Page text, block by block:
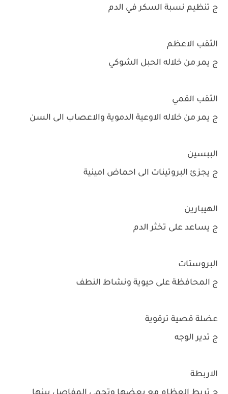
ج تنظيم نسبة السكر في الدم
الثقب الاعظم
ج يمر من خلاله الحبل الشوكي
الثقب القمي
ج يمر من خلاله الاوعية الدموية والاعصاب الى السن
الببسين
ج يجزئ البروتينات الى احماض امينية
الهيبارين
ج يساعد على تخثر الدم
البروستات
ج المحافظة على حيوية ونشاط النطف
عضلة قصية ترقوية
ج تدير الوجه
الاربطة